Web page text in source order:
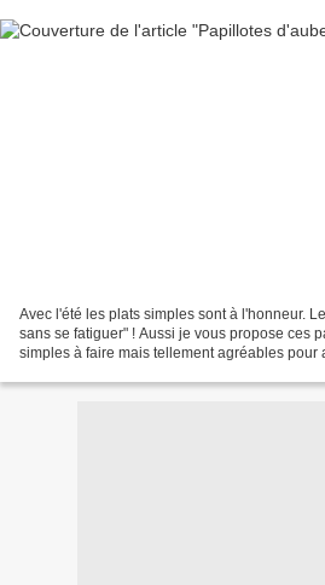
Avec l'été les plats simples sont à l'honneur.
sans se fatiguer" ! Aussi je vous propose ces
simples à faire mais tellement agréables pour